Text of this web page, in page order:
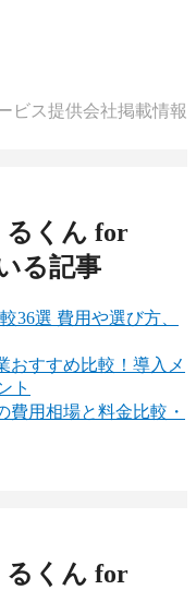
ビス提供会社掲載情報
るくん for
る記事
36選 費用や選び方、
おすすめ比較！導入メ
ト
費用相場と料金比較・
るくん for